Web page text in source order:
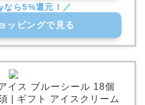
ッピングで見る
イス ブルーシール 18個
| ギフト アイスクリーム